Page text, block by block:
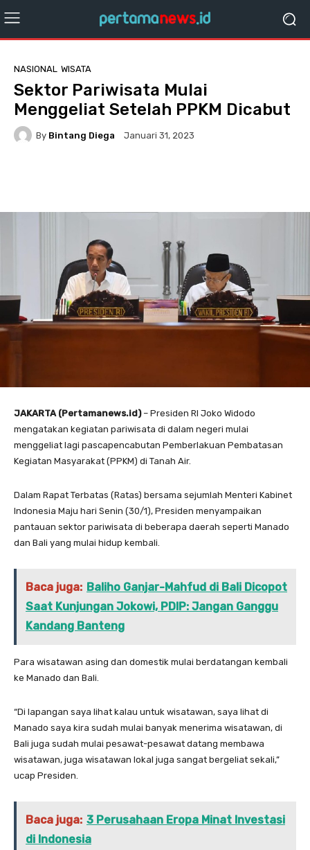
NASIONAL WISATA
Sektor Pariwisata Mulai
Menggeliat Setelah PPKM Dicabut
By Bintang Diega Januari 31, 2023
JAKARTA (Pertamanews.id)– Presiden RI Joko Widodo
mengatakan kegiatan pariwisata di dalam negeri mulai
menggeliat lagi pascapencabutan Pemberlakuan Pembatasan
Kegiatan Masyarakat (PPKM) di Tanah Air.
Dalam Rapat Terbatas (Ratas) bersama sejumlah Menteri Kabinet
Indonesia Maju hari Senin (30/1), Presiden menyampaikan
pantauan sektor pariwisata di beberapa daerah seperti Manado
dan Bali yang mulai hidup kembali.
Baca juga: Baliho Ganjar-Mahfud di Bali Dicopot
Saat Kunjungan Jokowi, PDIP: Jangan Ganggu
Kandang Banteng
Para wisatawan asing dan domestik mulai berdatangan kembali
ke Manado dan Bali.
“Di lapangan saya lihat kalau untuk wisatawan, saya lihat di
Manado saya kira sudah mulai banyak menerima wisatawan, di
Bali juga sudah mulai pesawat-pesawat datang membawa
wisatawan, juga wisatawan lokal juga sangat bergeliat sekali,”
ucap Presiden.
Baca juga: 3 Perusahaan Eropa Minat Investasi
di Indonesia